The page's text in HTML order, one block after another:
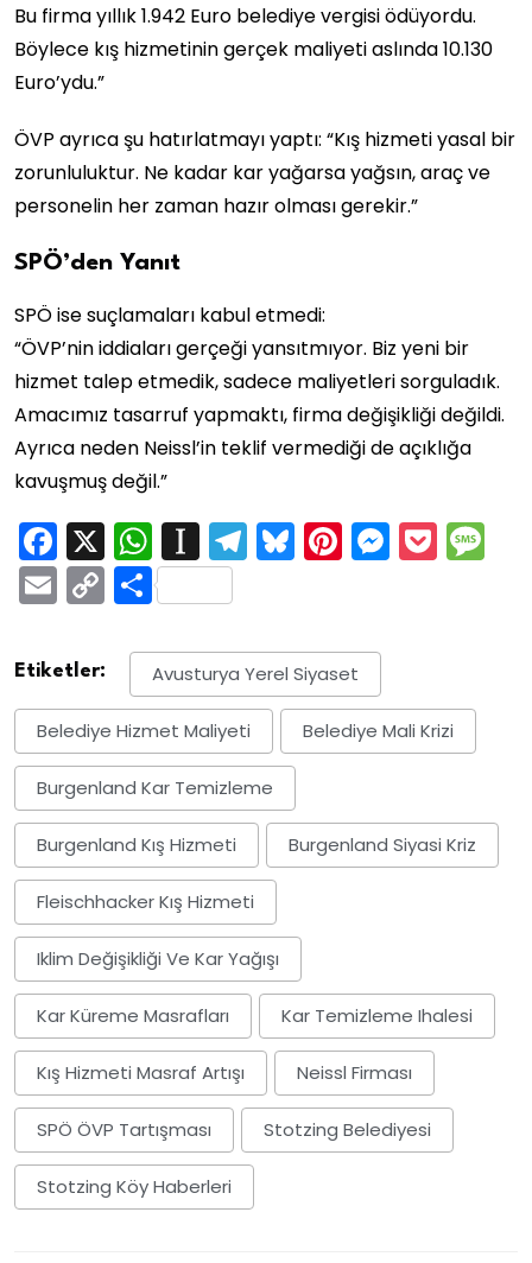
Bu firma yıllık 1.942 Euro belediye vergisi ödüyordu.
Böylece kış hizmetinin gerçek maliyeti aslında 10.130
Euro’ydu.”
ÖVP ayrıca şu hatırlatmayı yaptı: “Kış hizmeti yasal bir
zorunluluktur. Ne kadar kar yağarsa yağsın, araç ve
personelin her zaman hazır olması gerekir.”
SPÖ’den Yanıt
SPÖ ise suçlamaları kabul etmedi:
“ÖVP’nin iddiaları gerçeği yansıtmıyor. Biz yeni bir
hizmet talep etmedik, sadece maliyetleri sorguladık.
Amacımız tasarruf yapmaktı, firma değişikliği değildi.
Ayrıca neden Neissl’in teklif vermediği de açıklığa
kavuşmuş değil.”
Facebook
X WhatsApp
Instapaper
Telegram
Bluesky
Pinterest
EmailCopy
Link
Share
Etiketler: Avusturya Yerel Siyaset
Belediye Hizmet Maliyeti Belediye Mali Krizi
Burgenland Kar Temizleme
Burgenland Kış Hizmeti Burgenland Siyasi Kriz
Fleischhacker Kış Hizmeti
Iklim Değişikliği Ve Kar Yağışı
Kar Küreme Masrafları Kar Temizleme Ihalesi
Kış Hizmeti Masraf Artışı Neissl Firması
SPÖ ÖVP Tartışması Stotzing Belediyesi
Stotzing Köy Haberleri